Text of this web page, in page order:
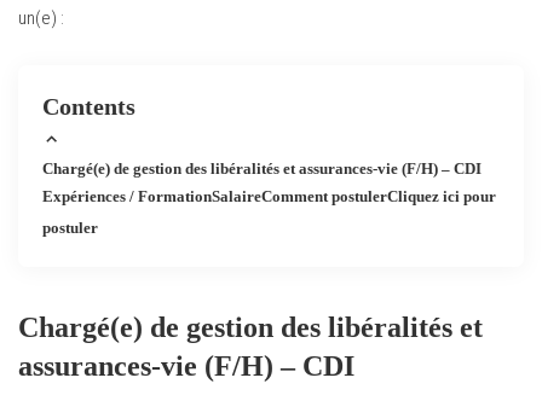
un(e) :
Contents
Chargé(e) de gestion des libéralités et assurances-vie (F/H) – CDI
Expériences / FormationSalaireComment postulerCliquez ici pour
postuler
Chargé(e) de gestion des libéralités et
assurances-vie (F/H) – CDI